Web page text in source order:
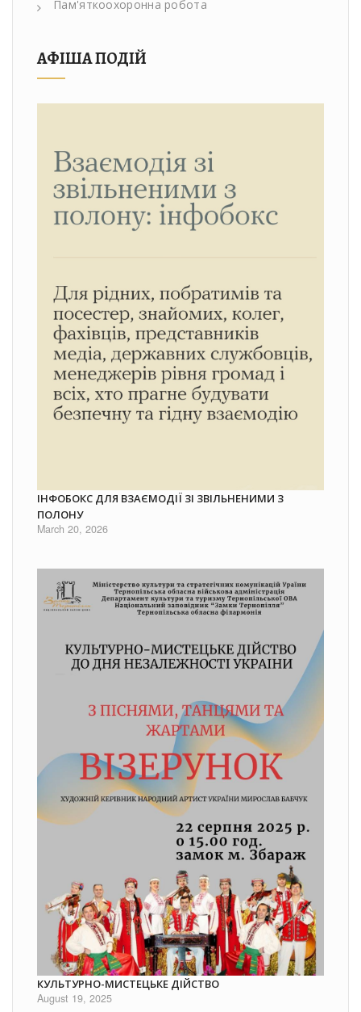
Пам'яткоохоронна робота
АФІША ПОДІЙ
ІНФОБОКС ДЛЯ ВЗАЄМОДІЇ ЗІ ЗВІЛЬНЕНИМИ З
ПОЛОНУ
March 20, 2026
КУЛЬТУРНО-МИСТЕЦЬКЕ ДІЙСТВО
August 19, 2025